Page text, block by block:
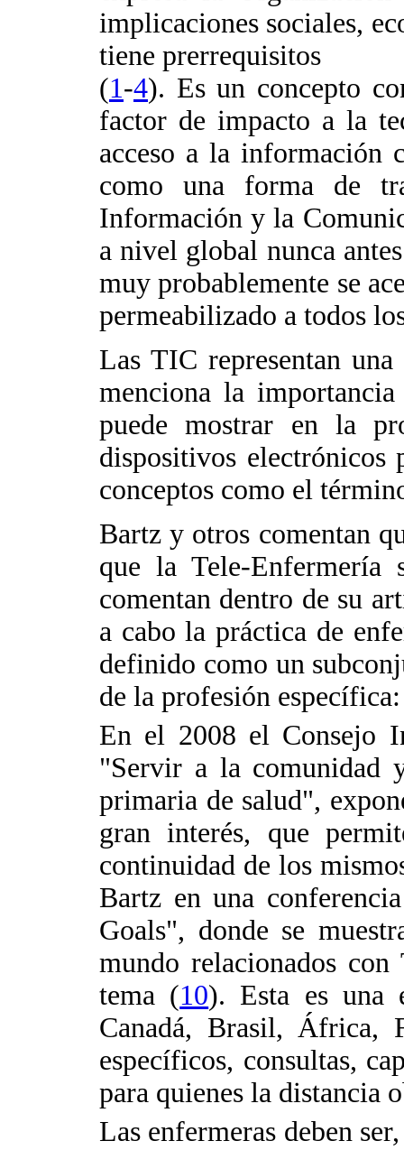
implicaciones sociales,
tiene prerrequisitos
(1-4). Es un concepto
factor de impacto a la
acceso a la información
como una forma de
Información y la
a nivel global nunca
muy probablemente se
permeabilizado a todos
Las TIC representan
menciona la
puede mostrar en la
dispositivos
conceptos como el
Bartz y otros comentan
que la Tele-
comentan dentro de su
a cabo la práctica de
definido como un
de la profesión
En el 2008 el Consejo
"Servir a la comunidad
primaria de salud",
gran interés, que
continuidad de los
Bartz en una
Goals", donde se
mundo relacionados
tema (10). Esta es una
Canadá, Brasil, África,
específicos, consultas,
para quienes la distancia
Las enfermeras deben